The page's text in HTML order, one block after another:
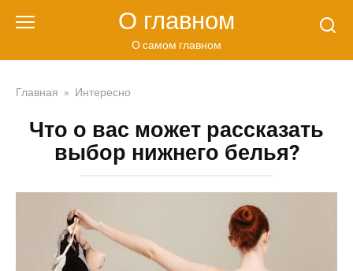
О главном
О самом главном
Главная » Интересно
Что о вас может рассказать
выбор нижнего белья?